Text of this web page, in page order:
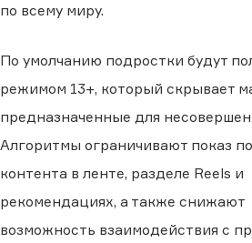
по всему миру.
По умолчанию подростки будут
режимом 13+, который скрывает
предназначенные для
Алгоритмы ограничивают показ
контента в ленте, разделе Reels и
рекомендациях, а также снижают
возможность взаимодействия с